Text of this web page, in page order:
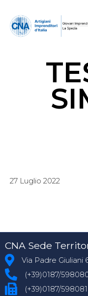
27 Luglio 2022
CNA Sede
Via Padre Giuliani
(+39)0187/
(+39)0187/598081